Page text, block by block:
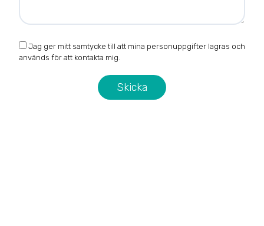
Jag ger mitt samtycke till att mina personuppgifter lagras och
används för att kontakta mig.